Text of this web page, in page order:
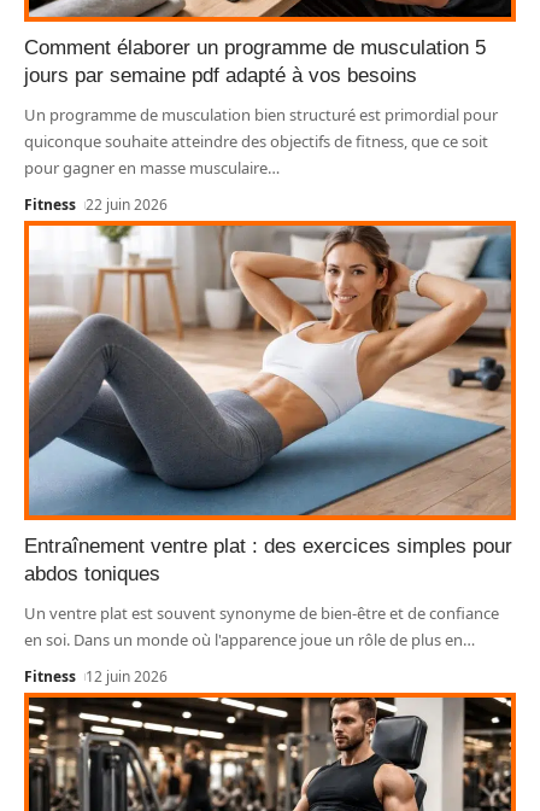
Comment élaborer un programme de musculation 5
jours par semaine pdf adapté à vos besoins
Un programme de musculation bien structuré est primordial pour
quiconque souhaite atteindre des objectifs de fitness, que ce soit
pour gagner en masse musculaire…
Fitness 22 juin 2026
Entraînement ventre plat : des exercices simples pour
abdos toniques
Un ventre plat est souvent synonyme de bien-être et de confiance
en soi. Dans un monde où l'apparence joue un rôle de plus en…
Fitness 12 juin 2026